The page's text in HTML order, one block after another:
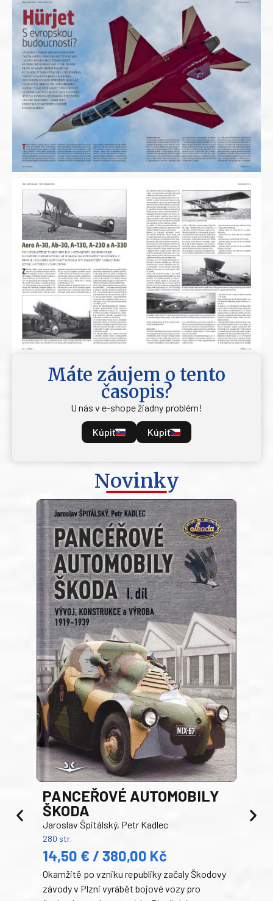
Máte záujem o tento
časopis?
U nás v e-shope žiadny problém!
Kúpiť Kúpiť
Novinky
PANCEŘOVÉ AUTOMOBILY
ŠKODA
Jaroslav Špitálský, Petr Kadlec
280 str.
14,50 € / 380,00 Kč
Okamžitě po vzniku republiky začaly Škodovy
závody v Plzni vyrábět bojové vozy pro